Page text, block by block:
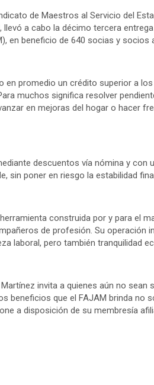
de Maestros al Servicio del
llevó a cabo la décimo tercera
en beneficio de 640 socias y
en promedio un crédito superior a
muchos significa resolver
en mejoras del hogar o hacer
descuentos vía nómina y con
sin poner en riesgo la estabilidad
construida por y para el
de profesión. Su operación
laboral, pero también tranquilidad
invita a quienes aún no
beneficios que el FAJAM brinda no
a disposición de su membresía